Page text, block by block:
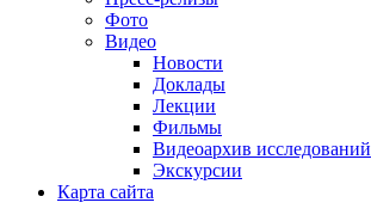
Фото
Видео
Новости
Доклады
Лекции
Фильмы
Видеоархив исследований
Экскурсии
Карта сайта